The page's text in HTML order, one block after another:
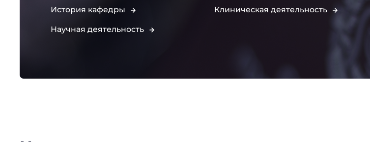
История кафедры
Научная деятельность
Клиническая деятельность